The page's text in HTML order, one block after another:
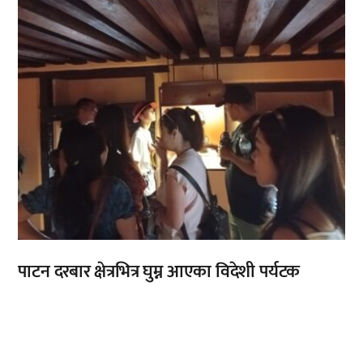
पाटन दरबार क्षेत्रभित्र घुम्न आएका विदेशी पर्यटक